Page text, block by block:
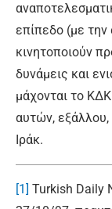
επίπεδο (με
κινητοποιούν
δυνάμεις και
μάχονται το
αυτών, εξάλλου,
Ιράκ.
[1] Turkish Daily